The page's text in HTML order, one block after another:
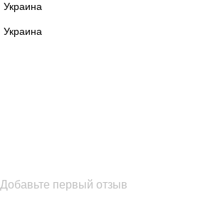
Украина
Украина
Добавьте первый отзыв